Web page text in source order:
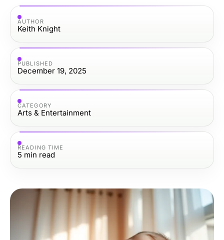
AUTHOR
Keith Knight
PUBLISHED
December 19, 2025
CATEGORY
Arts & Entertainment
READING TIME
5 min read